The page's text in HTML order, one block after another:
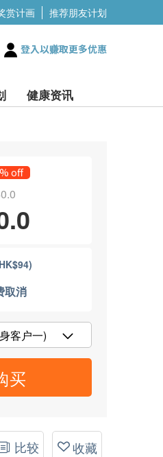
赏计画 推荐朋友计划
登入以赚取更多优惠
健康资讯
off
取消
客户一)
买
比较 收藏